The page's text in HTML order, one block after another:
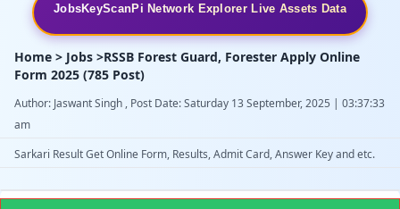
JobsKeyScanPi Network Explorer Live Assets Data
Home > Jobs >RSSB Forest Guard, Forester Apply Online
Form 2025 (785 Post)
Author: Jaswant Singh , Post Date: Saturday 13 September, 2025 | 03:37:33
am
Sarkari Result Get Online Form, Results, Admit Card, Answer Key and etc.